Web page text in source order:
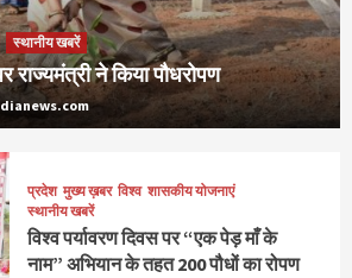
स्थानीय खबरें
राज्यमंत्री ने किया पौधरोपण
प्रदेश मुख्य ख़बर विश्व शासकीय योजनाएं
स्थानीय खबरें
विश्व पर्यावरण दिवस पर “एक पेड़ माँ के
नाम” अभियान के तहत 200 पौधों का रोपण